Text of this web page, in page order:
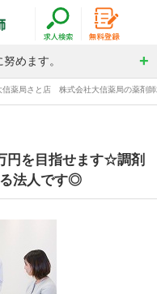
めます。
信薬局さと店 株式会社大信薬局の薬剤
円を目指せます☆調剤
法人です◎